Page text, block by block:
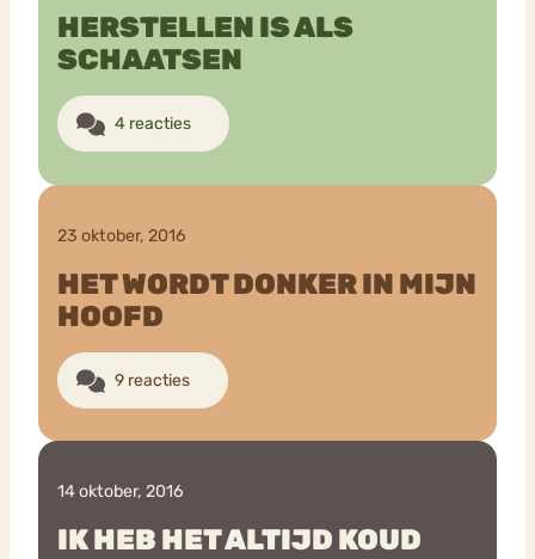
HERSTELLEN IS ALS
SCHAATSEN
4 reacties
23 oktober, 2016
HET WORDT DONKER IN MIJN
HOOFD
9 reacties
14 oktober, 2016
IK HEB HET ALTIJD KOUD